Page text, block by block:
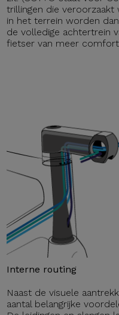
trillingen die
in het terrein worden
de volledige achtertrein
fietser van meer comfort
Interne routing
Naast de visuele
aantal belangrijke